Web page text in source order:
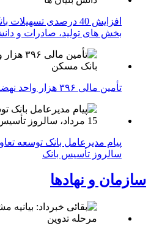
افزایش 40 درصدی
بخش های تولید، صادرات و
تأمین مالی ۳۹۶ هزار واحد نهضت ملی توسط بانک مسکن
سالروز تأسیس بانک
سازمان و نهادها